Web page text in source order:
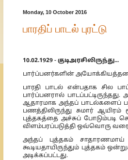
Monday, 10 October 2016
பாரதிப் பாடல் புரட்டு
10.02.1929 - குடிஅரசிலிருந்து...
பார்ப்பனர்களின்
பாரதி பாடல் என்பதாக சில
பார்ப்பனரால்
ஆதாரமாக அந்தப் பாடல்களைப்
பணத்திலிருந்து சுமார்
புத்தகத்தை அச்சுப்
விளம்பரப்படுத்தி ஒவ்வொரு
அந்தப் புத்தகம்
கூடியதாயிருந்தும் புத்தகம்
அடிக்கப்பட்டது.